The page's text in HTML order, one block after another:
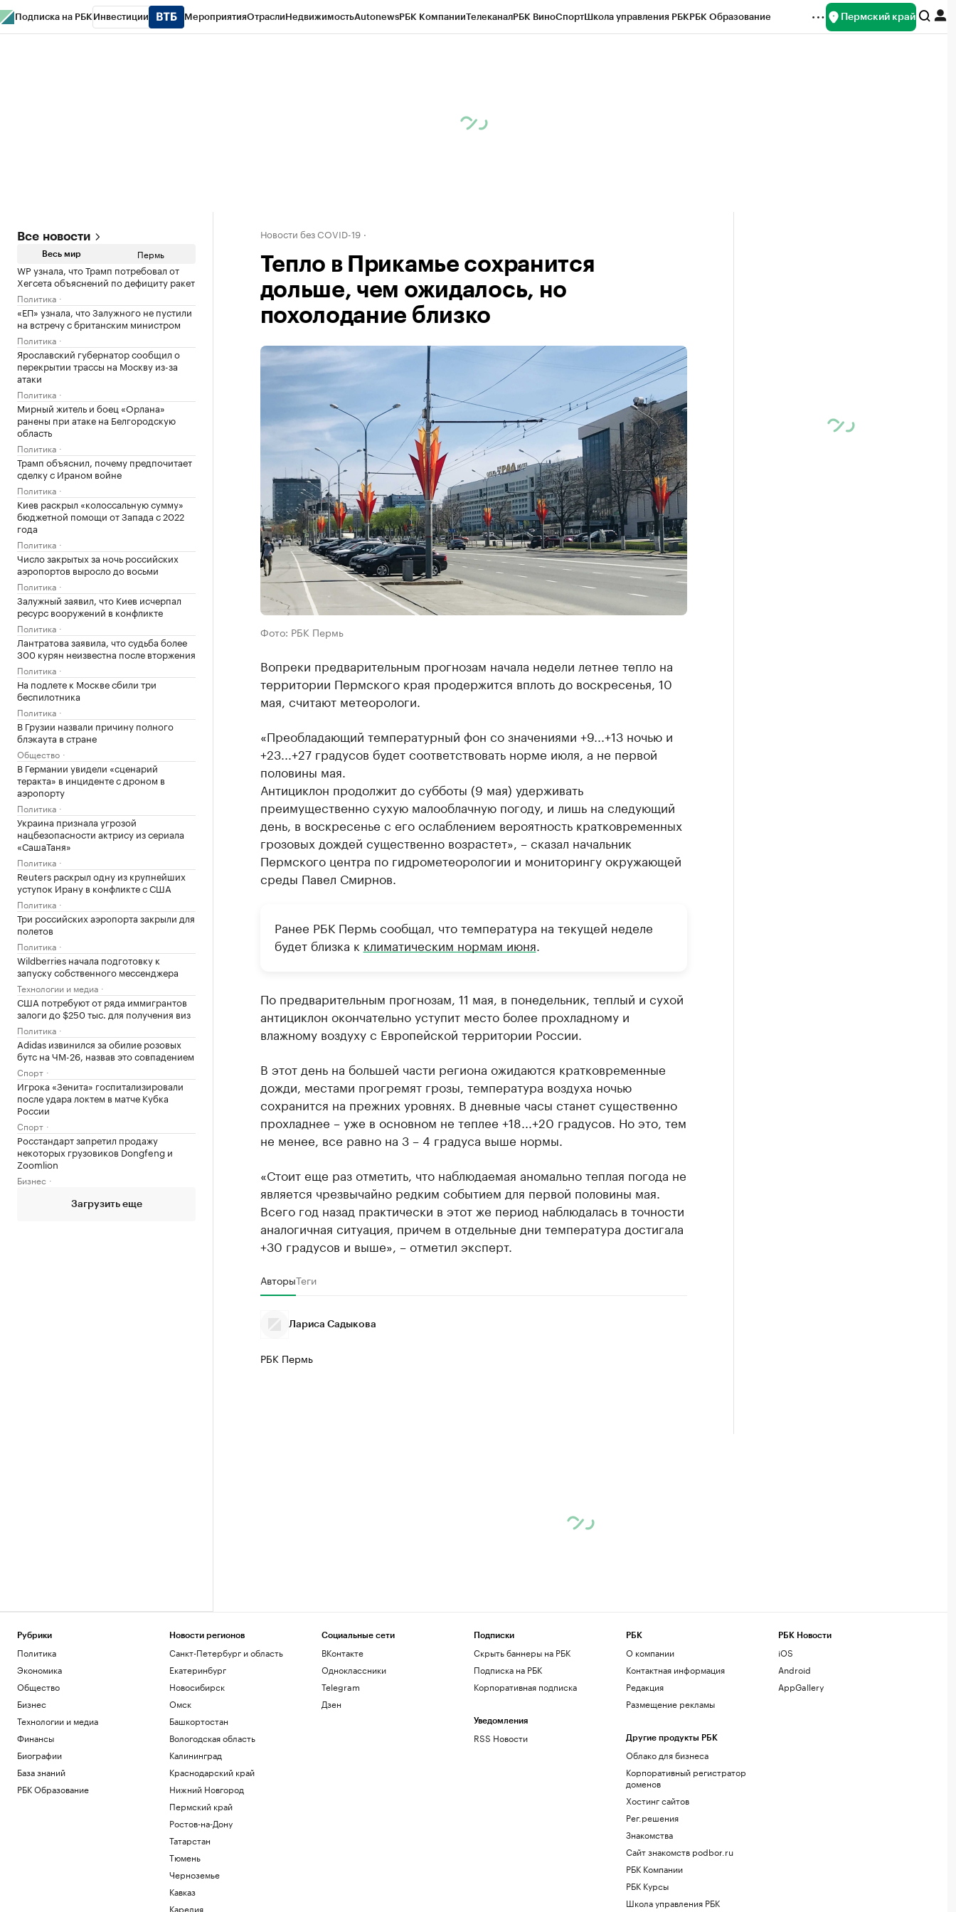
Подписка на РБК Инвестиции МероприятияОтраслиНедвижимостьAutonewsРБК КомпанииТелеканалРБК ВиноСпортШкола управления РБКРБК Образование Пермский край
Все новости
Весь мир Пермь
WP узнала, что Трамп потребовал от
Хегсета объяснений по дефициту ракет
Политика
«ЕП» узнала, что Залужного не пустили
на встречу с британским министром
Политика
Ярославский губернатор сообщил о
перекрытии трассы на Москву из-за
атаки
Политика
Мирный житель и боец «Орлана»
ранены при атаке на Белгородскую
область
Политика
Трамп объяснил, почему предпочитает
сделку с Ираном войне
Политика
Киев раскрыл «колоссальную сумму»
бюджетной помощи от Запада с 2022
года
Политика
Число закрытых за ночь российских
аэропортов выросло до восьми
Политика
Залужный заявил, что Киев исчерпал
ресурс вооружений в конфликте
Политика
Лантратова заявила, что судьба более
300 курян неизвестна после вторжения
Политика
На подлете к Москве сбили три
беспилотника
Политика
В Грузии назвали причину полного
блэкаута в стране
Общество
В Германии увидели «сценарий
теракта» в инциденте с дроном в
аэропорту
Политика
Украина признала угрозой
нацбезопасности актрису из сериала
«СашаТаня»
Политика
Reuters раскрыл одну из крупнейших
уступок Ирану в конфликте с США
Политика
Три российских аэропорта закрыли для
полетов
Политика
Wildberries начала подготовку к
запуску собственного мессенджера
Технологии и медиа
США потребуют от ряда иммигрантов
залоги до $250 тыс. для получения виз
Политика
Adidas извинился за обилие розовых
бутс на ЧМ-26, назвав это совпадением
Спорт
Игрока «Зенита» госпитализировали
после удара локтем в матче Кубка
России
Спорт
Росстандарт запретил продажу
некоторых грузовиков Dongfeng и
Zoomlion
Бизнес
Загрузить еще
Новости без COVID-19
Тепло в Прикамье сохранится
дольше, чем ожидалось, но
похолодание близко
Фото: РБК Пермь
Вопреки предварительным прогнозам начала недели летнее тепло на
территории Пермского края продержится вплоть до воскресенья, 10
мая, считают метеорологи.
«Преобладающий температурный фон со значениями +9...+13 ночью и
+23...+27 градусов будет соответствовать норме июля, а не первой
половины мая.
Антициклон продолжит до субботы (9 мая) удерживать
преимущественно сухую малооблачную погоду, и лишь на следующий
день, в воскресенье с его ослаблением вероятность кратковременных
грозовых дождей существенно возрастет», – сказал начальник
Пермского центра по гидрометеорологии и мониторингу окружающей
среды Павел Смирнов.
Ранее РБК Пермь сообщал, что температура на текущей неделе
будет близка к климатическим нормам июня
По предварительным прогнозам, 11 мая, в понедельник, теплый и сухой
антициклон окончательно уступит место более прохладному и
влажному воздуху с Европейской территории России.
В этот день на большей части региона ожидаются кратковременные
дожди, местами прогремят грозы, температура воздуха ночью
сохранится на прежних уровнях. В дневные часы станет существенно
прохладнее – уже в основном не теплее +18...+20 градусов. Но это, тем
не менее, все равно на 3 – 4 градуса выше нормы.
«Стоит еще раз отметить, что наблюдаемая аномально теплая погода не
является чрезвычайно редким событием для первой половины мая.
Всего год назад практически в этот же период наблюдалась в точности
аналогичная ситуация, причем в отдельные дни температура достигала
+30 градусов и выше», – отметил эксперт.
АвторыТеги
Лариса Садыкова
РБК Пермь
Рубрики
Политика
Экономика
Общество
Бизнес
Технологии и медиа
Финансы
Биографии
База знаний
РБК Образование
Новости регионов
Санкт-Петербург и область
Екатеринбург
Новосибирск
Омск
Башкортостан
Вологодская область
Калининград
Краснодарский край
Нижний Новгород
Пермский край
Ростов-на-Дону
Татарстан
Тюмень
Черноземье
Кавказ
Карелия
Социальные сети
ВКонтакте
Одноклассники
Telegram
Дзен
Подписки
Скрыть баннеры на РБК
Подписка на РБК
Корпоративная подписка
Уведомления
RSS Новости
РБК
О компании
Контактная информация
Редакция
Размещение рекламы
Другие продукты РБК
Облако для бизнеса
Корпоративный регистратор
доменов
Хостинг сайтов
Рег.решения
Знакомства
Сайт знакомств podbor.ru
РБК Компании
РБК Курсы
Школа управления РБК
РБК Новости
iOS
Android
AppGallery